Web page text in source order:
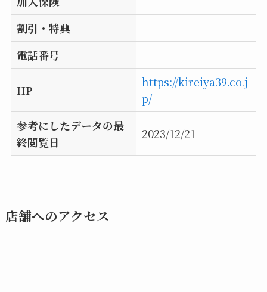
割引・特典
電話番号
HP
https://kireiya39.co.j
p/
参考にしたデータの最
終閲覧日
2023/12/21
店舗へのアクセス